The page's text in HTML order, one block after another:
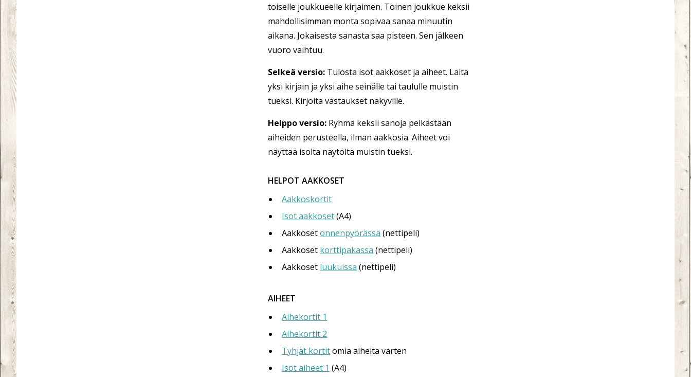
toiselle joukkueelle kirjaimen. Toinen joukkue keksii
mahdollisimman monta sopivaa sanaa minuutin
aikana. Jokaisesta sanasta saa pisteen. Sen jälkeen
vuoro vaihtuu.
Selkeä versio: Tulosta isot aakkoset ja aiheet. Laita
yksi kirjain ja yksi aihe seinälle tai taululle muistin
tueksi. Kirjoita vastaukset näkyville.
Helppo versio: Ryhmä keksii sanoja pelkästään
aiheiden perusteella, ilman aakkosia. Aiheet voi
näyttää isolta näytöltä muistin tueksi.
HELPOT AAKKOSET
Aakkoskortit
Isot aakkoset(A4)
Aakkosetonnenpyörässä (nettipeli)
Aakkoset korttipakassa (nettipeli)
Aakkoset luukuissa (nettipeli)
AIHEET
Aihekortit 1
Aihekortit 2
Tyhjät kortitomia aiheita varten
Isot aiheet 1 (A4)